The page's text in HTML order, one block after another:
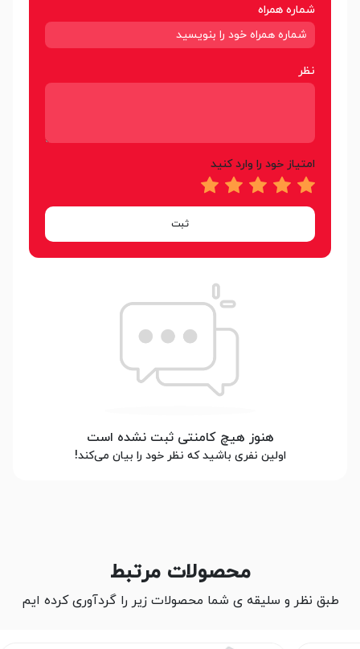
شماره همراه
نظر
امتیاز خود را وارد کنید
ثبت
هنوز هیچ کامنتی ثبت نشده است
اولین نفری باشید که نظر خود را بیان می‌کند!
محصولات مرتبط
طبق نظر و سلیقه ی شما محصولات زیر را گردآوری کرده ایم